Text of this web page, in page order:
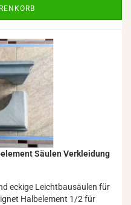
Säu­len Ver­klei­dung
ecki­ge Leicht­bau­säu­len für
Halb­ele­ment 1/2 für